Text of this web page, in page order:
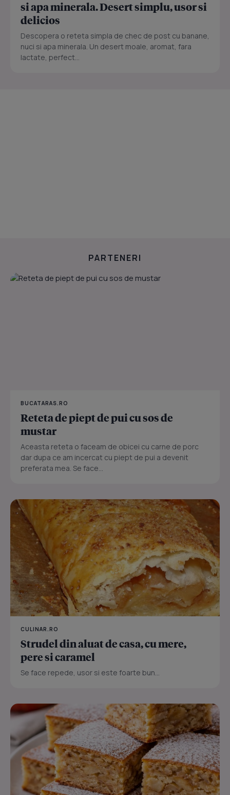
si apa minerala. Desert simplu, usor si
delicios
Descopera o reteta simpla de chec de post cu banane,
nuci si apa minerala. Un desert moale, aromat, fara
lactate, perfect...
PARTENERI
BUCATARAS.RO
Reteta de piept de pui cu sos de
mustar
Aceasta reteta o faceam de obicei cu carne de porc
dar dupa ce am incercat cu piept de pui a devenit
preferata mea. Se face...
CULINAR.RO
Strudel din aluat de casa, cu mere,
pere si caramel
Se face repede, usor si este foarte bun...